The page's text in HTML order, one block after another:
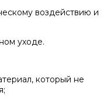
воздействию и
уходе.
который не